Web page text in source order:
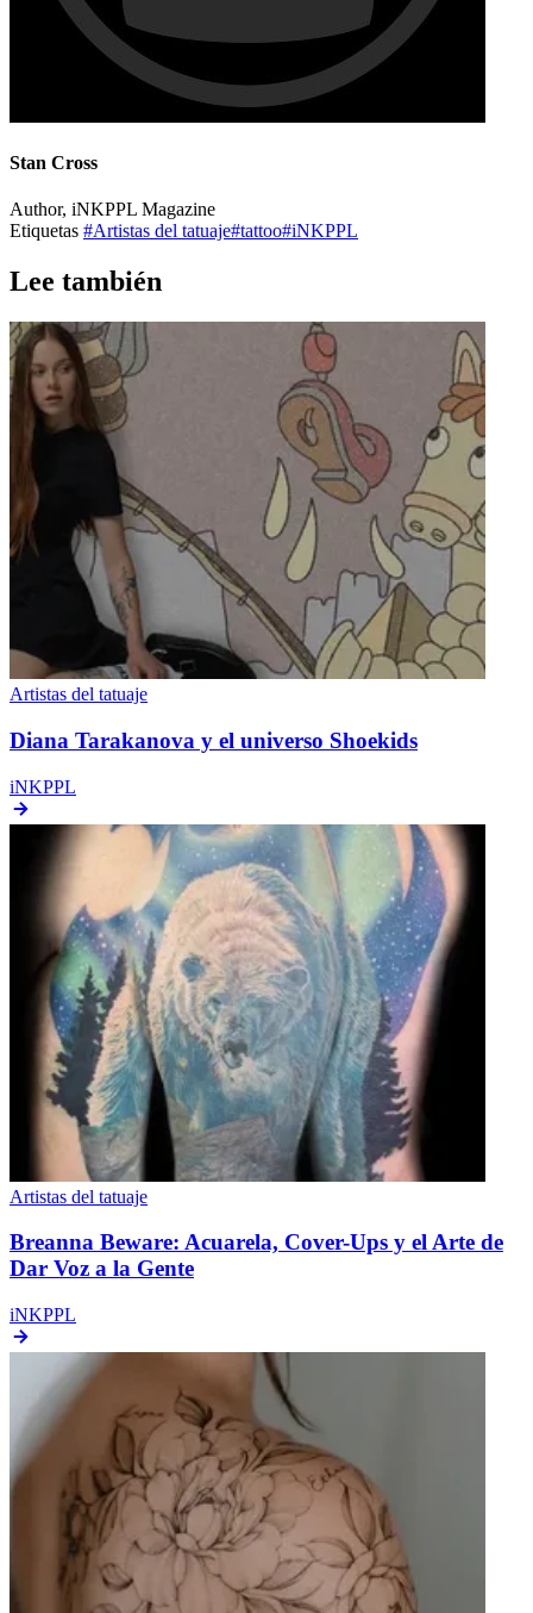
Stan Cross
Author, iNKPPL Magazine
Etiquetas #Artistas del tatuaje#tattoo#iNKPPL
Lee también
Artistas del tatuaje
Diana Tarakanova y el universo Shoekids
iNKPPL
Artistas del tatuaje
Breanna Beware: Acuarela, Cover-Ups y el Arte de
Dar Voz a la Gente
iNKPPL